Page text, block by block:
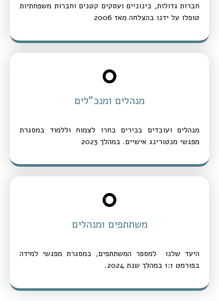
חברות גדולות, בינוניים ועסקים קטנים וחברות משפחתיות
טופלו על ידנו בהצלחה מאז 2006
מנהלים ומנכ"לים
0
מנהלים ועובדים בכירים בחרו לצמוח וללמוד במסגרת
מפגשי מנטורינג אישיים. במהלך 2023
משתתפים ומנהלים
0
היעד שלנו למספר המשתתפים, במסגרת מפגשי למידה
בפורמט 1:1 במהלך שנת 2024.